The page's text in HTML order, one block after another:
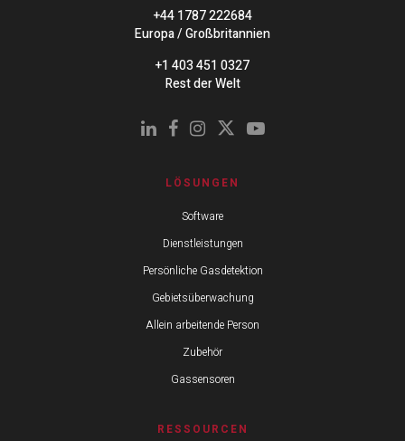
+44 1787 222684
Europa / Großbritannien
+1 403 451 0327
Rest der Welt
LÖSUNGEN
Software
Dienstleistungen
Persönliche Gasdetektion
Gebietsüberwachung
Allein arbeitende Person
Zubehör
Gassensoren
RESSOURCEN